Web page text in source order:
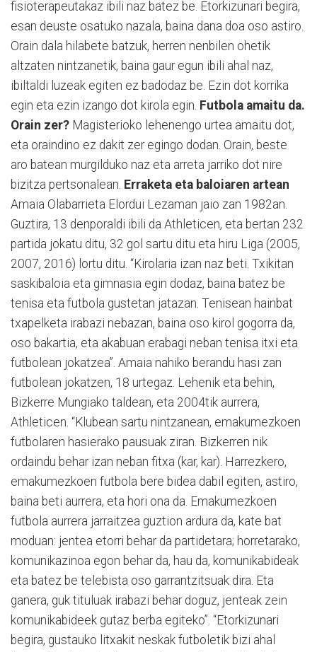
fisioterapeutakaz ibili naz batez be. Etorkizunari begira,
esan deuste osatuko nazala, baina dana doa oso astiro.
Orain dala hilabete batzuk, herren nenbilen ohetik
altzaten nintzanetik, baina gaur egun ibili ahal naz,
ibiltaldi luzeak egiten ez badodaz be. Ezin dot korrika
egin eta ezin izango dot kirola egin. Futbola amaitu da.
Orain zer? Magisterioko lehenengo urtea amaitu dot,
eta oraindino ez dakit zer egingo dodan. Orain, beste
aro batean murgilduko naz eta arreta jarriko dot nire
bizitza pertsonalean. Erraketa eta baloiaren artean
Amaia Olabarrieta Elordui Lezaman jaio zan 1982an.
Guztira, 13 denporaldi ibili da Athleticen, eta bertan 232
partida jokatu ditu, 32 gol sartu ditu eta hiru Liga (2005,
2007, 2016) lortu ditu. “Kirolaria izan naz beti. Txikitan
saskibaloia eta gimnasia egin dodaz, baina batez be
tenisa eta futbola gustetan jatazan. Tenisean hainbat
txapelketa irabazi nebazan, baina oso kirol gogorra da,
oso bakartia, eta akabuan erabagi neban tenisa itxi eta
futbolean jokatzea”. Amaia nahiko berandu hasi zan
futbolean jokatzen, 18 urtegaz. Lehenik eta behin,
Bizkerre Mungiako taldean, eta 2004tik aurrera,
Athleticen. “Klubean sartu nintzanean, emakumezkoen
futbolaren hasierako pausuak ziran. Bizkerren nik
ordaindu behar izan neban fitxa (kar, kar). Harrezkero,
emakumezkoen futbola bere bidea dabil egiten, astiro,
baina beti aurrera, eta hori ona da. Emakumezkoen
futbola aurrera jarraitzea guztion ardura da, kate bat
moduan: jentea etorri behar da partidetara; horretarako,
komunikazinoa egon behar da, hau da, komunikabideak
eta batez be telebista oso garrantzitsuak dira. Eta
ganera, guk tituluak irabazi behar doguz, jenteak zein
komunikabideek gutaz berba egiteko”. “Etorkizunari
begira, gustauko litxakit neskak futboletik bizi ahal